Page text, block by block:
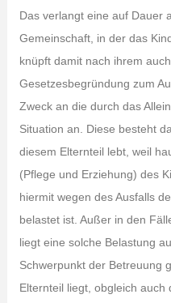
Das verlangt eine auf Dauer
Gemeinschaft, in der das
knüpft damit nach ihrem
Gesetzesbegründung zum
Zweck an die durch das
Situation an. Diese besteht
diesem Elternteil lebt, weil
(Pflege und Erziehung) des
hiermit wegen des Ausfalls
belastet ist. Außer in den
liegt eine solche Belastung
Schwerpunkt der Betreuung
Elternteil liegt, obgleich auch